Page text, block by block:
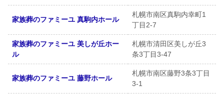
家族葬のファミーユ 真駒内ホール
札幌市南区真駒内幸町1
丁目2-7
家族葬のファミーユ 美しが丘ホー
ル
札幌市清田区美しが丘3
条3丁目3-47
家族葬のファミーユ 藤野ホール
札幌市南区藤野3条3丁目
3-1